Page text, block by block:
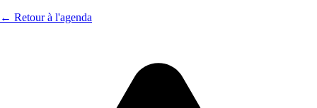
← Retour à l'agenda